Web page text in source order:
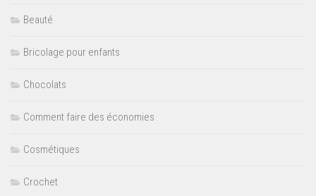
Beauté
Bricolage pour enfants
Chocolats
Comment faire des économies
Cosmétiques
Crochet